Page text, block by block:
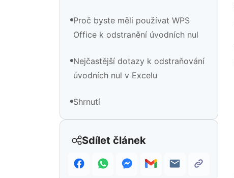
Proč byste měli používat WPS
Office k odstranění úvodních nul
Nejčastější dotazy k odstraňování
úvodních nul v Excelu
Shrnutí
Sdílet článek